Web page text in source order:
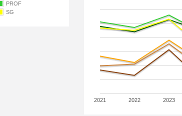
PROF
SG
2021 2022 2023